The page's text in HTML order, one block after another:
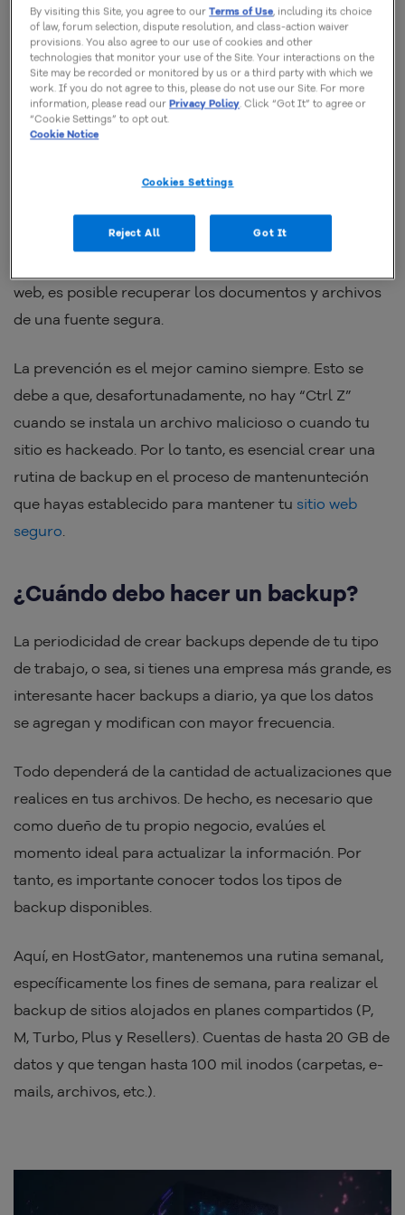
pensar en ella cuando suceda algo imprevisto. A
continuación, te mostramos cómo realizar un backup
en la nube.
¿Qué es backup?
Para comprender qué es backup, debes saber que el
término en inglés significa copia de seguridad de tus
archivos y sirve para restaurar estos archivos en el
web, es posible recuperar los documentos y archivos
de una fuente segura.
La prevención es el mejor camino siempre. Esto se
debe a que, desafortunadamente, no hay “Ctrl Z”
cuando se instala un archivo malicioso o cuando tu
sitio es hackeado. Por lo tanto, es esencial crear una
rutina de backup en el proceso de mantenunteción
que hayas establecido para mantener tu sitio web
seguro
¿Cuándo debo hacer un backup?
La periodicidad de crear backups depende de tu tipo
de trabajo, o sea, si tienes una empresa más grande, es
interesante hacer backups a diario, ya que los datos
se agregan y modifican con mayor frecuencia.
Todo dependerá de la cantidad de actualizaciones que
realices en tus archivos. De hecho, es necesario que
como dueño de tu propio negocio, evalúes el
momento ideal para actualizar la información. Por
tanto, es importante conocer todos los tipos de
backup disponibles.
Aquí, en HostGator, mantenemos una rutina semanal,
específicamente los fines de semana, para realizar el
backup de sitios alojados en planes compartidos (P,
M, Turbo, Plus y Resellers). Cuentas de hasta 20 GB de
datos y que tengan hasta 100 mil inodos (carpetas, e-
mails, archivos, etc.).
By visiting this Site, you agree to ourTerms of Use, including its choice
of law, forum selection, dispute resolution, and class-action waiver
provisions. You also agree to our use of cookies and other
technologies that monitor your use of the Site. Your interactions on the
Site may be recorded or monitored by us or a third party with which we
work. If you do not agree to this, please do not use our Site. For more
information, please read ourPrivacy Policy. Click “Got It” to agree or
“Cookie Settings” to opt out.
Cookie Notice
Cookies Settings
Reject All Got It